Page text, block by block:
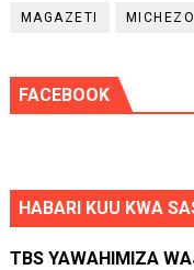
MAGAZETI MICHEZO
FACEBOOK
HABARI KUU KWA
TBS YAWAHIMIZA